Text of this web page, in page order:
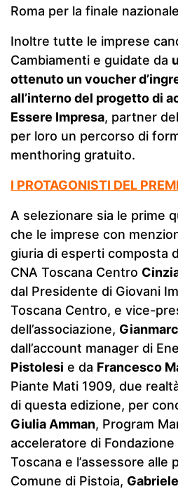
Roma per la finale
Inoltre tutte le imprese
Cambiamenti e guidate da
ottenuto un voucher
all’interno del progetto di
Essere Impresa, partner
per loro un percorso di
menthoring gratuito.
I PROTAGONISTI DEL
A selezionare sia le prime
che le imprese con
giuria di esperti composta
CNA Toscana Centro
dal Presidente di Giovani
Toscana Centro, e vice-
dell’associazione,
dall’account manager di
Pistolesi e da Francesco
Piante Mati 1909, due
di questa edizione, per
Giulia Amman, Program
acceleratore di Fondazione
Toscana e l’assessore alle
Comune di Pistoia,